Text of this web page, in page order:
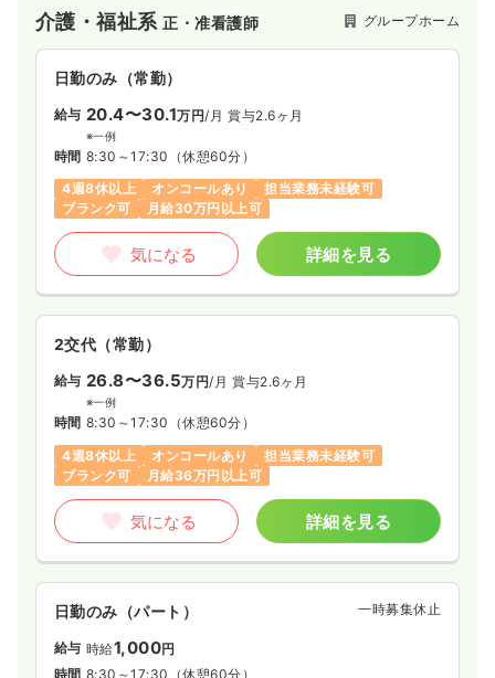
介護・福祉系正・准看護師 グループホーム
日勤のみ（常勤）
給与 20.4〜30.1万円/月 賞与2.6ヶ月
※一例
時間 8:30～17:30 （休憩60分）
4週8休以上
オンコールあり
担当業務未経験可
ブランク可
月給30万円以上可
気になる 詳細を見る
2交代（常勤）
給与 26.8〜36.5万円/月 賞与2.6ヶ月
※一例
時間 8:30～17:30 （休憩60分）
4週8休以上
オンコールあり
担当業務未経験可
ブランク可
月給36万円以上可
気になる 詳細を見る
日勤のみ（パート） 一時募集休止
給与 時給1,000円
時間 8:30～17:30 （休憩60分）